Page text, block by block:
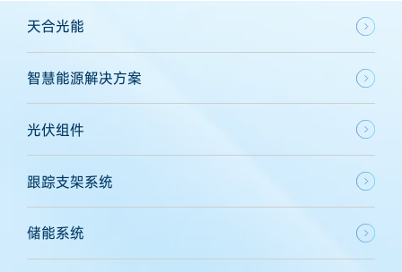
天合光能
智慧能源解决方案
光伏组件
跟踪支架系统
储能系统